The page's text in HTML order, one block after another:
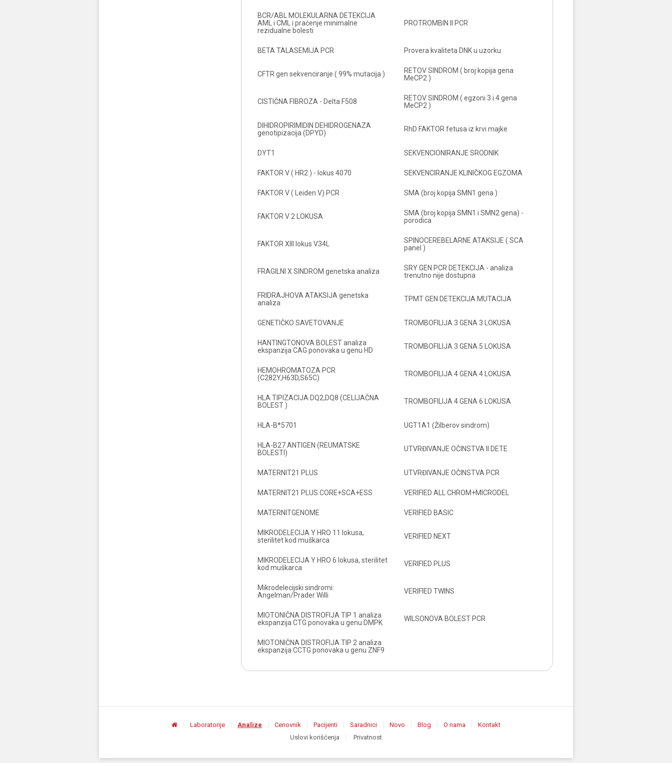
BCR/ABL MOLEKULARNA DETEKCIJA
AML i CML i praćenje minimalne
rezidualne bolesti
PROTROMBIN II PCR
BETA TALASEMIJA PCR Provera kvaliteta DNK u uzorku
CFTR gen sekvenciranje ( 99% mutacija )
RETOV SINDROM ( broj kopija gena
MeCP2 )
CISTIČNA FIBROZA - Delta F508
RETOV SINDROM ( egzoni 3 i 4 gena
MeCP2 )
DIHIDROPIRIMIDIN DEHIDROGENAZA
genotipizacija (DPYD)
RhD FAKTOR fetusa iz krvi majke
DYT1 SEKVENCIONIRANJE SRODNIK
FAKTOR V ( HR2 ) - lokus 4070 SEKVENCIRANJE KLINIČKOG EGZOMA
FAKTOR V ( Leiden V) PCR SMA (broj kopija SMN1 gena )
FAKTOR V 2 LOKUSA
SMA (broj kopija SMN1 i SMN2 gena) -
porodica
FAKTOR XIII lokus V34L
SPINOCEREBELARNE ATAKSIJE ( SCA
panel )
FRAGILNI X SINDROM genetska analiza
SRY GEN PCR DETEKCIJA - analiza
trenutno nije dostupna
FRIDRAJHOVA ATAKSIJA genetska
analiza
TPMT GEN DETEKCIJA MUTACIJA
GENETIČKO SAVETOVANJE TROMBOFILIJA 3 GENA 3 LOKUSA
HANTINGTONOVA BOLEST analiza
ekspanzija CAG ponovaka u genu HD
TROMBOFILIJA 3 GENA 5 LOKUSA
HEMOHROMATOZA PCR
(C282Y,H63D,S65C)
TROMBOFILIJA 4 GENA 4 LOKUSA
HLA TIPIZACIJA DQ2,DQ8 (CELIJAČNA
BOLEST )
TROMBOFILIJA 4 GENA 6 LOKUSA
HLA-B*5701 UGT1A1 (Žilberov sindrom)
HLA-B27 ANTIGEN (REUMATSKE
BOLESTI)
UTVRĐIVANJE OČINSTVA II DETE
MATERNIT21 PLUS UTVRĐIVANJE OČINSTVA PCR
MATERNIT21 PLUS CORE+SCA+ESS VERIFIED ALL CHROM+MICRODEL
MATERNITGENOME VERIFIED BASIC
MIKRODELECIJA Y HRO 11 lokusa,
sterilitet kod muškarca
VERIFIED NEXT
MIKRODELECIJA Y HRO 6 lokusa, sterilitet
kod muškarca
VERIFIED PLUS
Mikrodelecijski sindromi:
Angelman/Prader Willi
VERIFIED TWINS
MIOTONIČNA DISTROFIJA TIP 1 analiza
ekspanzija CTG ponovaka u genu DMPK
WILSONOVA BOLEST PCR
MIOTONIČNA DISTROFIJA TIP 2 analiza
ekspanzija CCTG ponovaka u genu ZNF9
Laboratorije Analize Cenovnik Pacijenti Saradnici Novo Blog O nama
Kontakt
Uslovi korišćenja
Privatnost